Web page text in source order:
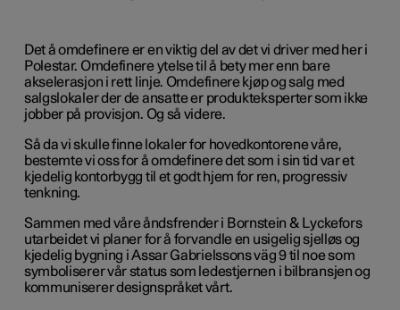
Det å omdefinere er en viktig del av det vi driver med her i
Polestar. Omdefinere ytelse til å bety mer enn bare
akselerasjon i rett linje. Omdefinere kjøp og salg med
salgslokaler der de ansatte er produkteksperter som ikke
jobber på provisjon. Og så videre.
Så da vi skulle finne lokaler for hovedkontorene våre,
bestemte vi oss for å omdefinere det som i sin tid var et
kjedelig kontorbygg til et godt hjem for ren, progressiv
tenkning.
Sammen med våre åndsfrender i Bornstein & Lyckefors
utarbeidet vi planer for å forvandle en usigelig sjelløs og
kjedelig bygning i Assar Gabrielssons väg 9 til noe som
symboliserer vår status som ledestjernen i bilbransjen og
kommuniserer designspråket vårt.